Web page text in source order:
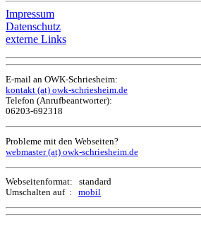
Impressum
Datenschutz
externe Links
E-mail an OWK-Schriesheim:
kontakt (at) owk-schriesheim.de
Telefon (Anrufbeantworter):
06203-692318
Probleme mit den Webseiten?
webmaster (at) owk-schriesheim.de
Webseitenformat: standard
Umschalten auf : mobil